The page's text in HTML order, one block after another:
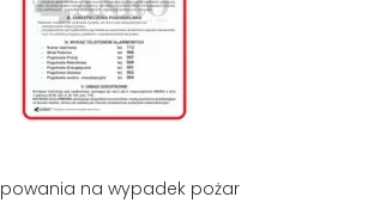
na wypadek pożar